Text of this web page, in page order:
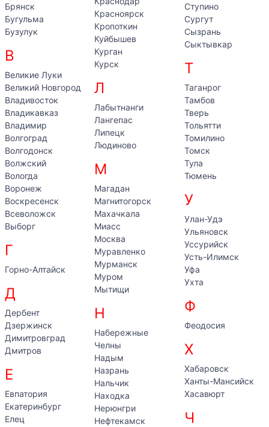
Брянск
Бугульма
Бузулук
В
Великие Луки
Великий Новгород
Владивосток
Владикавказ
Владимир
Волгоград
Волгодонск
Волжский
Вологда
Воронеж
Воскресенск
Всеволожск
Выборг
Г
Горно-Алтайск
Д
Дербент
Дзержинск
Димитровград
Дмитров
Е
Евпатория
Екатеринбург
Елец
Красноярск
Кропоткин
Куйбышев
Курган
Курск
Л
Лабытнанги
Лангепас
Липецк
Людиново
М
Магадан
Магнитогорск
Махачкала
Миасс
Москва
Муравленко
Мурманск
Муром
Мытищи
Н
Набережные
Челны
Надым
Назрань
Нальчик
Находка
Нерюнгри
Нефтекамск
Ступино
Сургут
Сызрань
Сыктывкар
Т
Таганрог
Тамбов
Тверь
Тольятти
Томилино
Томск
Тула
Тюмень
У
Улан-Удэ
Ульяновск
Уссурийск
Усть-Илимск
Уфа
Ухта
Ф
Феодосия
Х
Хабаровск
Ханты-Мансийск
Хасавюрт
Ч